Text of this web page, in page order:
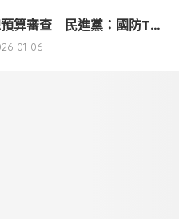
算審查 民進黨：國防T...
01-06